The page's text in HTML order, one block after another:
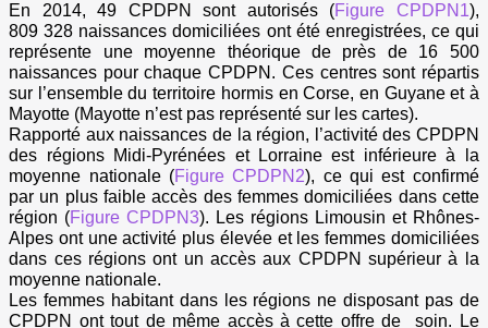
En 2014, 49 CPDPN sont autorisés (Figure CPDPN1),
809 328 naissances domiciliées ont été enregistrées, ce qui
représente une moyenne théorique de près de 16 500
naissances pour chaque CPDPN. Ces centres sont répartis
sur l’ensemble du territoire hormis en Corse, en Guyane et à
Mayotte (Mayotte n’est pas représenté sur les cartes).
Rapporté aux naissances de la région, l’activité des CPDPN
des régions Midi-Pyrénées et Lorraine est inférieure à la
moyenne nationale (Figure CPDPN2), ce qui est confirmé
par un plus faible accès des femmes domiciliées dans cette
région (Figure CPDPN3). Les régions Limousin et Rhônes-
Alpes ont une activité plus élevée et les femmes domiciliées
dans ces régions ont un accès aux CPDPN supérieur à la
moyenne nationale.
Les femmes habitant dans les régions ne disposant pas de
CPDPN ont tout de même accès à cette offre de soin. Le